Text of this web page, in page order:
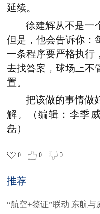
延续。
徐建辉从不是一
但是， 他会告诉你：
一条程序要严格执行
去找答案，球场上不
置。
把该做的事情做
解。
（编辑：李季
磊）
0 0 0
推荐
“航空+签证”联动 东航